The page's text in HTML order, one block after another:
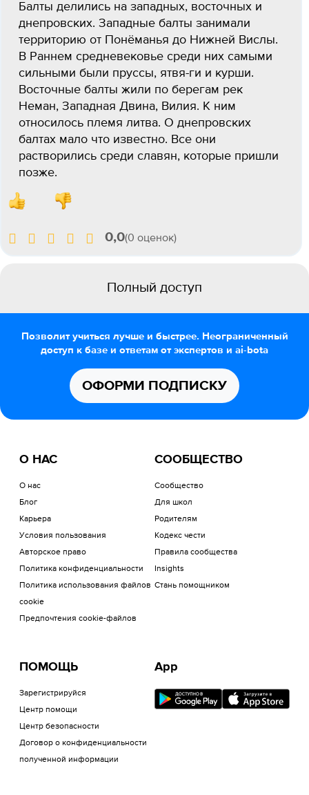
Балты делились на западных, восточных и
днепровских. Западные балты занимали
территорию от Понёманья до Нижней Вислы.
В Раннем средневековье среди них самыми
сильными были пруссы, ятвя-ги и курши.
Восточные балты жили по берегам рек
Неман, Западная Двина, Вилия. К ним
относилось племя литва. О днепровских
балтах мало что известно. Все они
растворились среди славян, которые пришли
позже.
0,0(0 оценок)
Полный доступ
Позволит учиться лучше и быстрее. Неограниченный
доступ к базе и ответам от экспертов и ai-bota
ОФОРМИ ПОДПИСКУ
О НАС
О нас
Блог
Карьера
Условия пользования
Авторское право
Политика конфиденциальности
Политика использования файлов
cookie
Предпочтения cookie-файлов
СООБЩЕСТВО
Сообщество
Для школ
Родителям
Кодекс чести
Правила сообщества
Insights
Стань помощником
ПОМОЩЬ
Зарегистрируйся
Центр помощи
Центр безопасности
Договор о конфиденциальности
полученной информации
App